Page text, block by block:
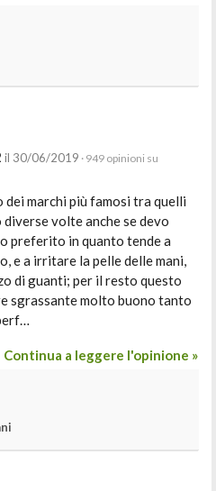
il 30/06/2019 · 949 opinioni su
marchi più famosi tra quelli
volte anche se devo
preferito in quanto tende a
e a irritare la pelle delle mani,
di guanti; per il resto questo
sgrassante molto buono tanto
Continua a leggere l'opinione »